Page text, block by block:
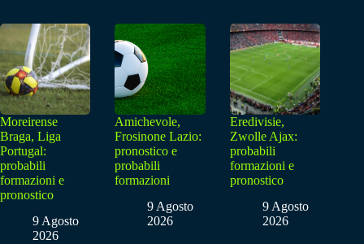
Moreirense
Braga, Liga
Portugal:
probabili
formazioni e
pronostico
9 Agosto
2026
Amichevole,
Frosinone Lazio:
pronostico e
probabili
formazioni
9 Agosto
2026
Eredivisie,
Zwolle Ajax:
probabili
formazioni e
pronostico
9 Agosto
2026